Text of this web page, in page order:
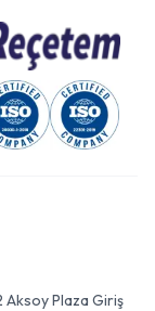
Aksoy Plaza Giriş